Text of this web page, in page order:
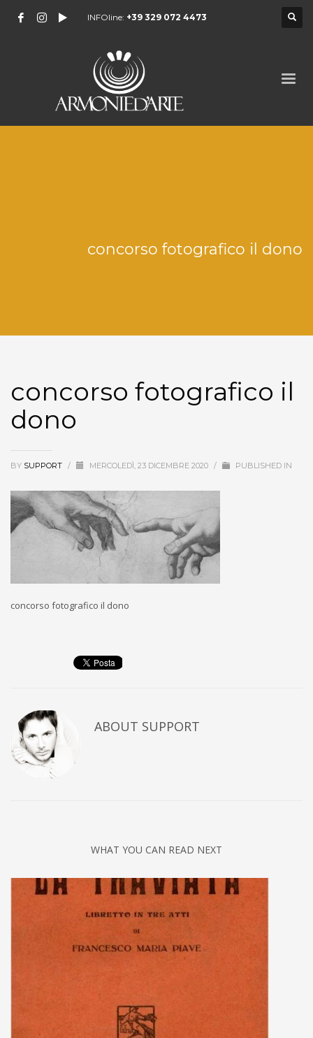
INFOline: +39 329 072 4473
concorso fotografico il dono
concorso fotografico il
dono
BY SUPPORT / MERCOLEDÌ, 23 DICEMBRE 2020 / PUBLISHED IN
concorso fotografico il dono
ABOUT SUPPORT
WHAT YOU CAN READ NEXT